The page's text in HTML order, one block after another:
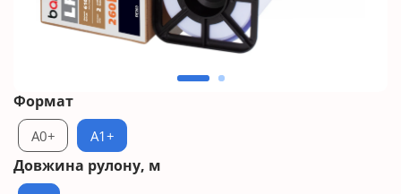
Формат
A0+ A1+
Довжина рулону, м